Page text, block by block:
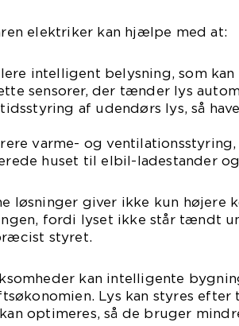
elektriker kan hjælpe med at:
intelligent belysning, som
sensorer, der tænder lys
tidsstyring af udendørs lys, så
varme- og
huset til elbil-ladestander
løsninger giver ikke kun højere
fordi lyset ikke står tændt
styret.
kan intelligente
Lys kan styres
optimeres, så de bruger